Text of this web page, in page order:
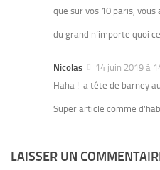
que sur vos 10 paris,
du grand n’importe quoi
Nicolas
14 juin 2019 à
Haha ! la tête de barney
Super article comme
LAISSER UN